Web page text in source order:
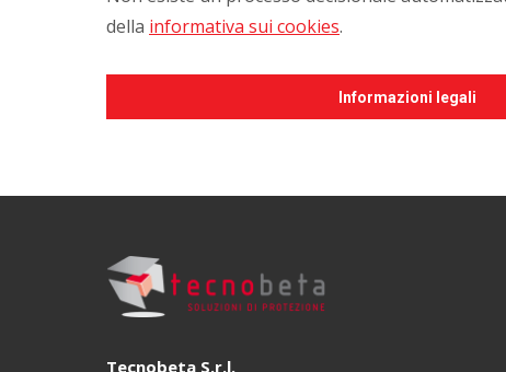
della informativa sui cookies.
Informazioni legali
Tecnobeta S.r.l.